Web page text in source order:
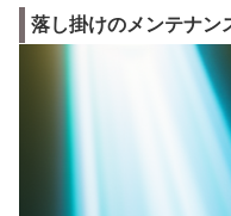
落し掛けのメンテナン